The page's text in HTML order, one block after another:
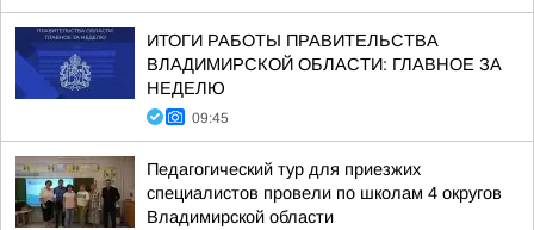
ИТОГИ РАБОТЫ ПРАВИТЕЛЬСТВА
ВЛАДИМИРСКОЙ ОБЛАСТИ: ГЛАВНОЕ ЗА
НЕДЕЛЮ
09:45
Педагогический тур для приезжих
специалистов провели по школам 4 округов
Владимирской области